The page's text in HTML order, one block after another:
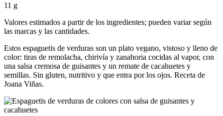
11 g
Valores estimados a partir de los ingredientes; pueden variar según
las marcas y las cantidades.
Estos espaguetis de verduras son un plato vegano, vistoso y lleno de
color: tiras de remolacha, chirivía y zanahoria cocidas al vapor, con
una salsa cremosa de guisantes y un remate de cacahuetes y
semillas. Sin gluten, nutritivo y que entra por los ojos. Receta de
Joana Viñas.